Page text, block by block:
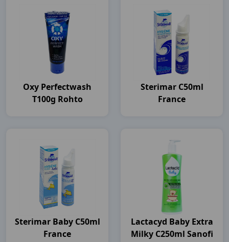
Oxy Perfectwash
T100g Rohto
Sterimar C50ml
France
Sterimar Baby C50ml
France
Lactacyd Baby Extra
Milky C250ml Sanofi